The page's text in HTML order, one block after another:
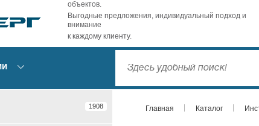
объектов.
Выгодные предложения, индивидуальный подход и
внимание
к каждому клиенту.
1908 Главная Каталог